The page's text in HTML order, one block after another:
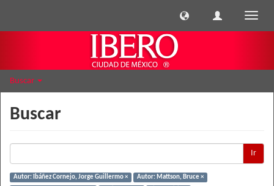
Buscar
Buscar
Ir
Autor: Ibáñez Cornejo, Jorge Guillermo ×
Autor: Mattson, Bruce ×